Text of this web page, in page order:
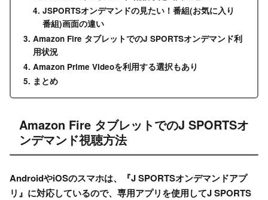
JSPORTSオンデマンドの見たい！番組(お気に入り
番組)画面の違い
Amazon Fire タブレットでのJ SPORTSオンデマンド利
用状況
Amazon Prime Videoを利用する選択もあり
まとめ
Amazon Fire タブレットでのJ SPORTSオ
ンデマンド視聴方法
AndroidやiOSのスマホは、『J SPORTSオンデマンドアプ
リ』に対応しているので、専用アプリを使用してJ SPORTS